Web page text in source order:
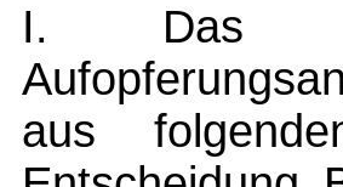
I. Das
aus